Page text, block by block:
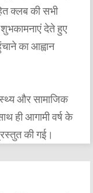
क्लब की सभी
देते हुए
का आह्वान
और सामाजिक
ही आगामी वर्ष के
की गई।